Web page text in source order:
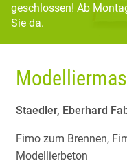
geschlossen! Ab
Sie da.
Staedler, Eberhard
Fimo zum Brennen,
Modellierbeton